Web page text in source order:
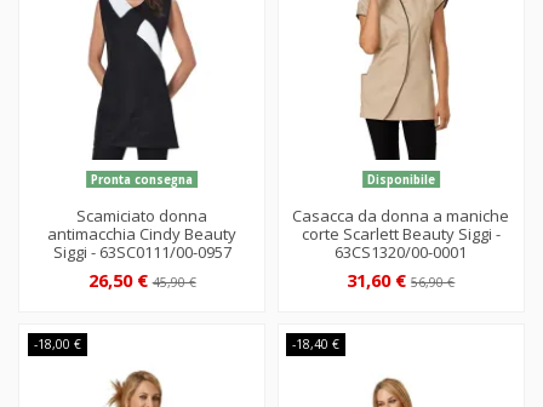
Pronta consegna
Scamiciato donna
antimacchia Cindy Beauty
Siggi - 63SC0111/00-0957
26,50 €45,90 €
Disponibile
Casacca da donna a maniche
corte Scarlett Beauty Siggi -
63CS1320/00-0001
31,60 €56,90 €
-18,00 € -18,40 €